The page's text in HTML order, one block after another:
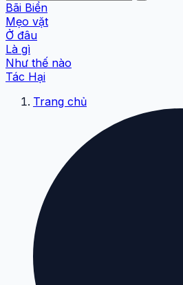
Bãi Biển
Mẹo vặt
Ở đâu
Là gì
Như thế nào
Tác Hại
Trang chủ